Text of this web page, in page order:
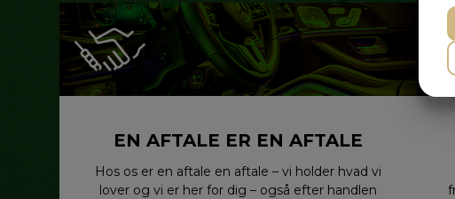
EN AFTALE ER EN AFTALE
Hos os er en aftale en aftale – vi holder hvad vi
lover og vi er her for dig – også efter handlen